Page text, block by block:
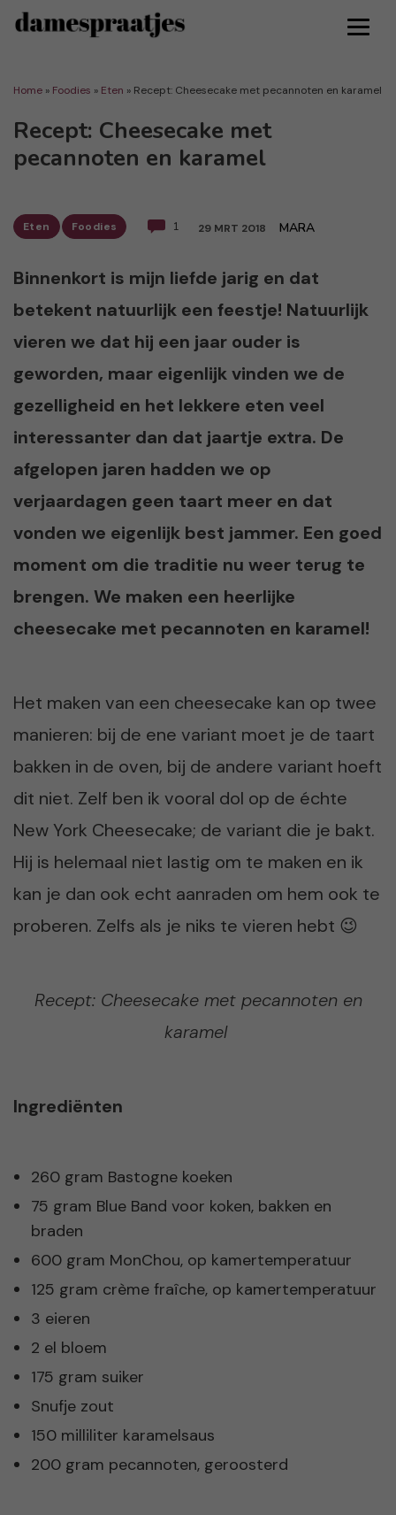
Home » Foodies » Eten » Recept: Cheesecake met pecannoten en karamel
Recept: Cheesecake met
pecannoten en karamel
Eten Foodies 1 29 MRT 2018 MARA
Binnenkort is mijn liefde jarig en dat
betekent natuurlijk een feestje! Natuurlijk
vieren we dat hij een jaar ouder is
geworden, maar eigenlijk vinden we de
gezelligheid en het lekkere eten veel
interessanter dan dat jaartje extra. De
afgelopen jaren hadden we op
verjaardagen geen taart meer en dat
vonden we eigenlijk best jammer. Een goed
moment om die traditie nu weer terug te
brengen. We maken een heerlijke
cheesecake met pecannoten en karamel!
Het maken van een cheesecake kan op twee
manieren: bij de ene variant moet je de taart
bakken in de oven, bij de andere variant hoeft
dit niet. Zelf ben ik vooral dol op de échte
New York Cheesecake; de variant die je bakt.
Hij is helemaal niet lastig om te maken en ik
kan je dan ook echt aanraden om hem ook te
proberen. Zelfs als je niks te vieren hebt 😉
Recept: Cheesecake met pecannoten en
karamel
Ingrediënten
260 gram Bastogne koeken
75 gram Blue Band voor koken, bakken en
braden
600 gram MonChou, op kamertemperatuur
125 gram crème fraîche, op kamertemperatuur
3 eieren
2 el bloem
175 gram suiker
Snufje zout
150 milliliter karamelsaus
200 gram pecannoten, geroosterd